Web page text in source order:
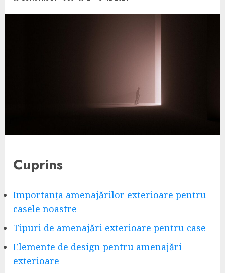
Cuprins
Importanța amenajărilor exterioare pentru
casele noastre
Tipuri de amenajări exterioare pentru case
Elemente de design pentru amenajări
exterioare